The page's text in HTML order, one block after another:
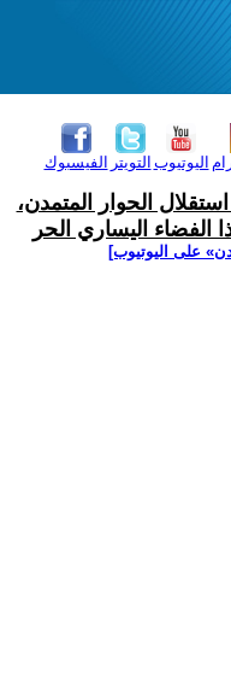
الفيسبوك التويتر اليوتيوب
الحوار المتمدن،
اليساري الحر
على اليوتيوب]